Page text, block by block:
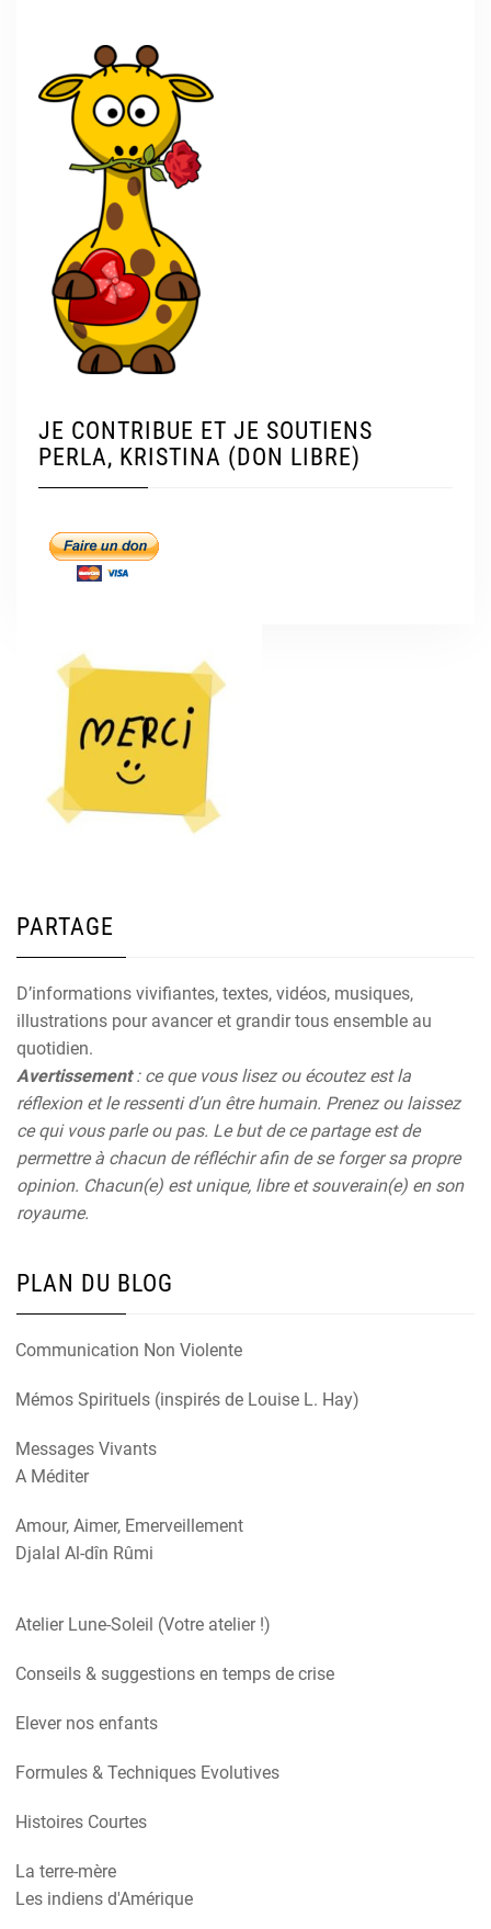
JE CONTRIBUE ET JE SOUTIENS
PERLA, KRISTINA (DON LIBRE)
PARTAGE
D’informations vivifiantes, textes, vidéos, musiques,
illustrations pour avancer et grandir tous ensemble au
quotidien.
Avertissement: ce que vous lisez ou écoutez est la
réflexion et le ressenti d’un être humain. Prenez ou laissez
ce qui vous parle ou pas. Le but de ce partage est de
permettre à chacun de réfléchir afin de se forger sa propre
opinion. Chacun(e) est unique, libre et souverain(e) en son
royaume.
PLAN DU BLOG
Communication Non Violente
Mémos Spirituels (inspirés de Louise L. Hay)
Messages Vivants
A Méditer
Amour, Aimer, Emerveillement
Djalal Al-dîn Rûmi
Atelier Lune-Soleil (Votre atelier !)
Conseils & suggestions en temps de crise
Elever nos enfants
Formules & Techniques Evolutives
Histoires Courtes
La terre-mère
Les indiens d'Amérique